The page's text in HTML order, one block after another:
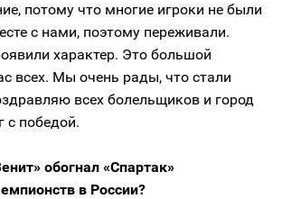
потому что многие игроки не были
с нами, поэтому переживали.
характер. Это большой
всех. Мы очень рады, что стали
всех болельщиков и город
с победой.
обогнал «Спартак»
в России?